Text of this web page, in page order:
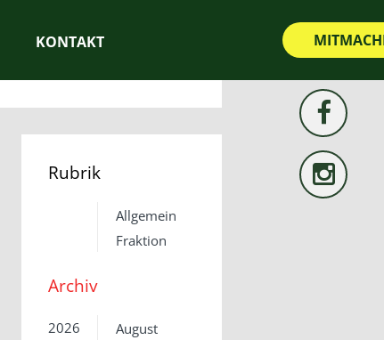
KONTAKT
Rubrik
Allgemein
Fraktion
Archiv
2026
August